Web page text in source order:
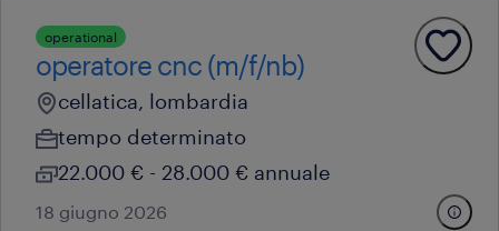
operational
operatore cnc (m/f/nb)
cellatica, lombardia
tempo determinato
22.000 € - 28.000 € annuale
18 giugno 2026